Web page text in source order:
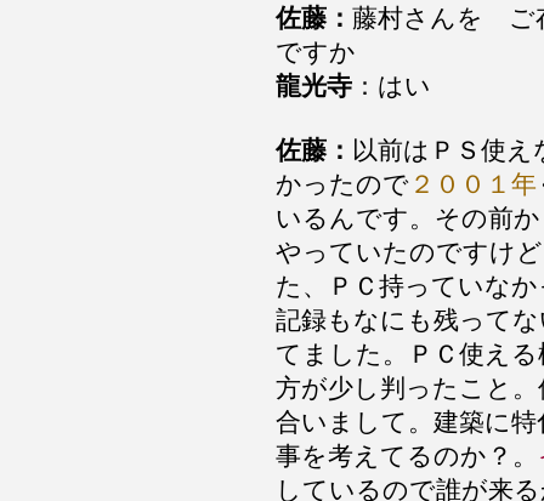
佐藤： 藤村さんを ご
ですか
龍光寺 ：はい
佐藤： 以前はＰＳ使え
かったので ２００１年
いるんです。その前
やっていたのですけ
た、ＰＣ持っていな
記録もなにも残って
てました。ＰＣ使え
方が少し判ったこと
合いまして。建築に
事を考えてるのか？。
しているので誰が来